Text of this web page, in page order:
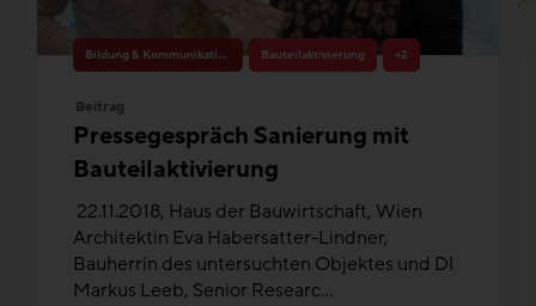
Bildung & Kommunikation Bauteilaktivierung +2
Beitrag
Pressegespräch Sanierung mit
Bauteilaktivierung
22.11.2018, Haus der Bauwirtschaft, Wien
Architektin Eva Habersatter-Lindner,
Bauherrin des untersuchten Objektes und DI
Markus Leeb, Senior Researc...